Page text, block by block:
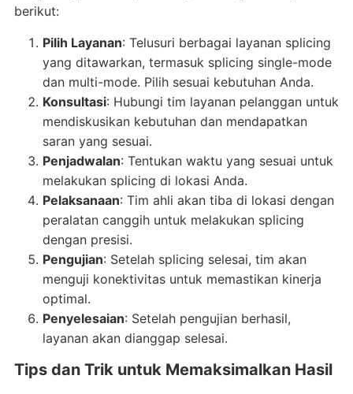
berikut:
Pilih Layanan: Telusuri berbagai layanan splicing
yang ditawarkan, termasuk splicing single-mode
dan multi-mode. Pilih sesuai kebutuhan Anda.
Konsultasi: Hubungi tim layanan pelanggan untuk
mendiskusikan kebutuhan dan mendapatkan
saran yang sesuai.
Penjadwalan: Tentukan waktu yang sesuai untuk
melakukan splicing di lokasi Anda.
Pelaksanaan: Tim ahli akan tiba di lokasi dengan
peralatan canggih untuk melakukan splicing
dengan presisi.
Pengujian: Setelah splicing selesai, tim akan
menguji konektivitas untuk memastikan kinerja
optimal.
Penyelesaian: Setelah pengujian berhasil,
layanan akan dianggap selesai.
Tips dan Trik untuk Memaksimalkan Hasil